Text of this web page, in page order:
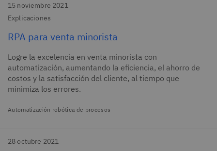
15 noviembre 2021
Explicaciones
RPA para venta minorista
Logre la excelencia en venta minorista con
automatización, aumentando la eficiencia, el ahorro de
costos y la satisfacción del cliente, al tiempo que
minimiza los errores.
Automatización robótica de procesos
28 octubre 2021